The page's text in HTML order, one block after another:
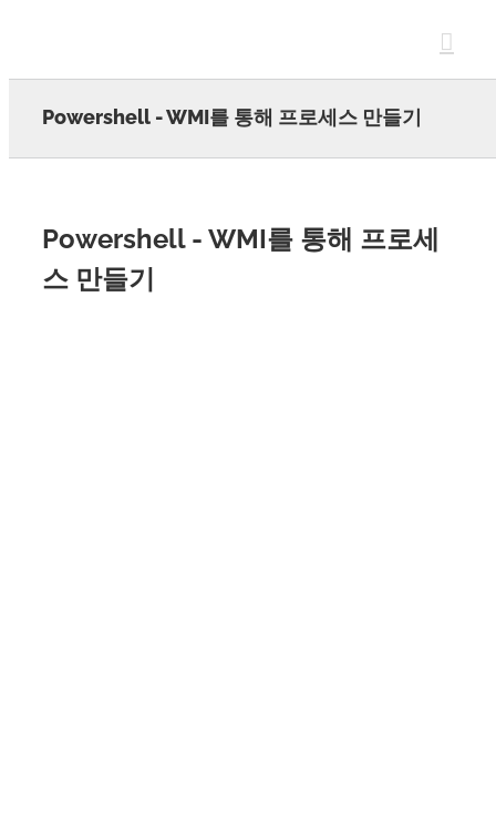
Powershell - WMI를 통해 프로세스 만들기
Powershell - WMI를 통해 프로세
스 만들기